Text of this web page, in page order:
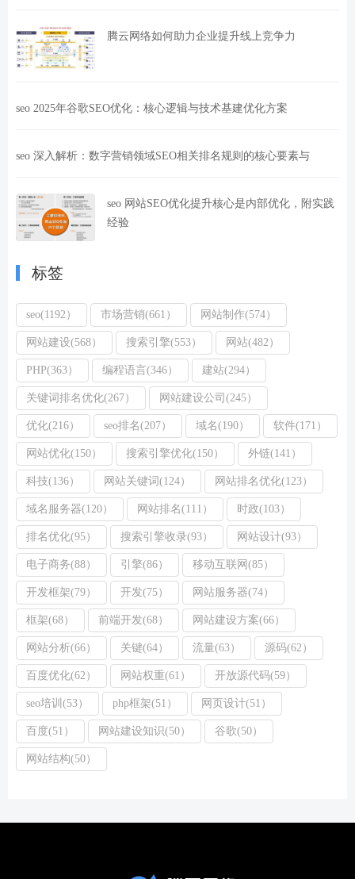
腾云网络如何助力企业提升线上竞争力
seo 2025年谷歌SEO优化：核心逻辑与技术基建优化方案
seo 深入解析：数字营销领域SEO相关排名规则的核心要素与
seo 网站SEO优化提升核心是内部优化，附实践
经验
标签
seo(1192） 市场营销(661） 网站制作(574）
网站建设(568） 搜索引擎(553） 网站(482）
PHP(363） 编程语言(346） 建站(294）
关键词排名优化(267） 网站建设公司(245）
优化(216） seo排名(207） 域名(190） 软件(171）
网站优化(150） 搜索引擎优化(150） 外链(141）
科技(136） 网站关键词(124） 网站排名优化(123）
域名服务器(120） 网站排名(111） 时政(103）
排名优化(95） 搜索引擎收录(93） 网站设计(93）
电子商务(88） 引擎(86） 移动互联网(85）
开发框架(79） 开发(75） 网站服务器(74）
框架(68） 前端开发(68） 网站建设方案(66）
网站分析(66） 关键(64） 流量(63） 源码(62）
百度优化(62） 网站权重(61） 开放源代码(59）
seo培训(53） php框架(51） 网页设计(51）
百度(51） 网站建设知识(50） 谷歌(50）
网站结构(50）